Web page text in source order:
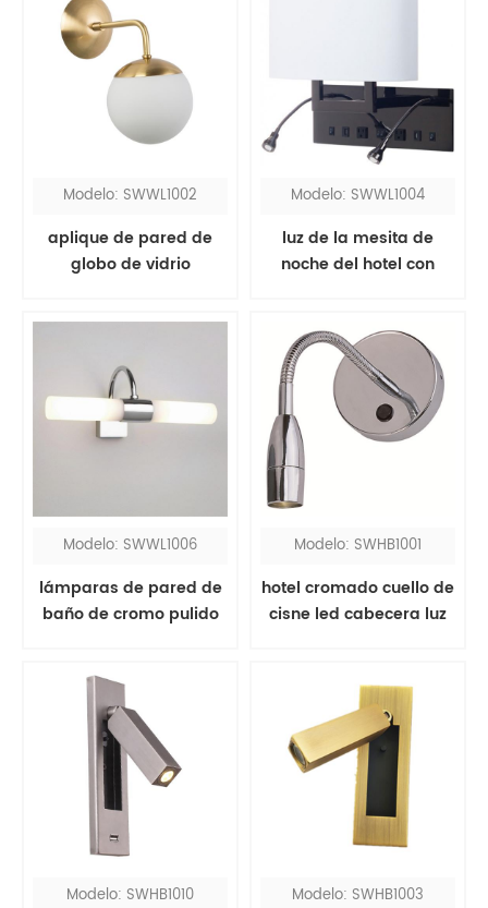
Modelo: SWWL1002
aplique de pared de
globo de vidrio
latón
Modelo: SWWL1004
luz de la mesita de
noche del hotel con
Modelo: SWWL1006
lámparas de pared de
baño de cromo pulido
Modelo: SWHB1001
hotel cromado cuello de
cisne led cabecera luz
Modelo: SWHB1010 Modelo: SWHB1003